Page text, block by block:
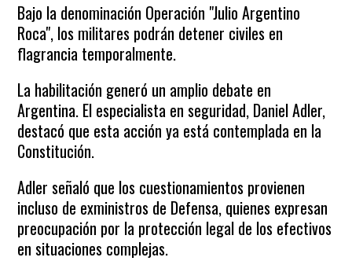
Bajo la denominación Operación "Julio Argentino
Roca", los militares podrán detener civiles en
flagrancia temporalmente.
La habilitación generó un amplio debate en
Argentina. El especialista en seguridad, Daniel Adler,
destacó que esta acción ya está contemplada en la
Constitución.
Adler señaló que los cuestionamientos provienen
incluso de exministros de Defensa, quienes expresan
preocupación por la protección legal de los efectivos
en situaciones complejas.